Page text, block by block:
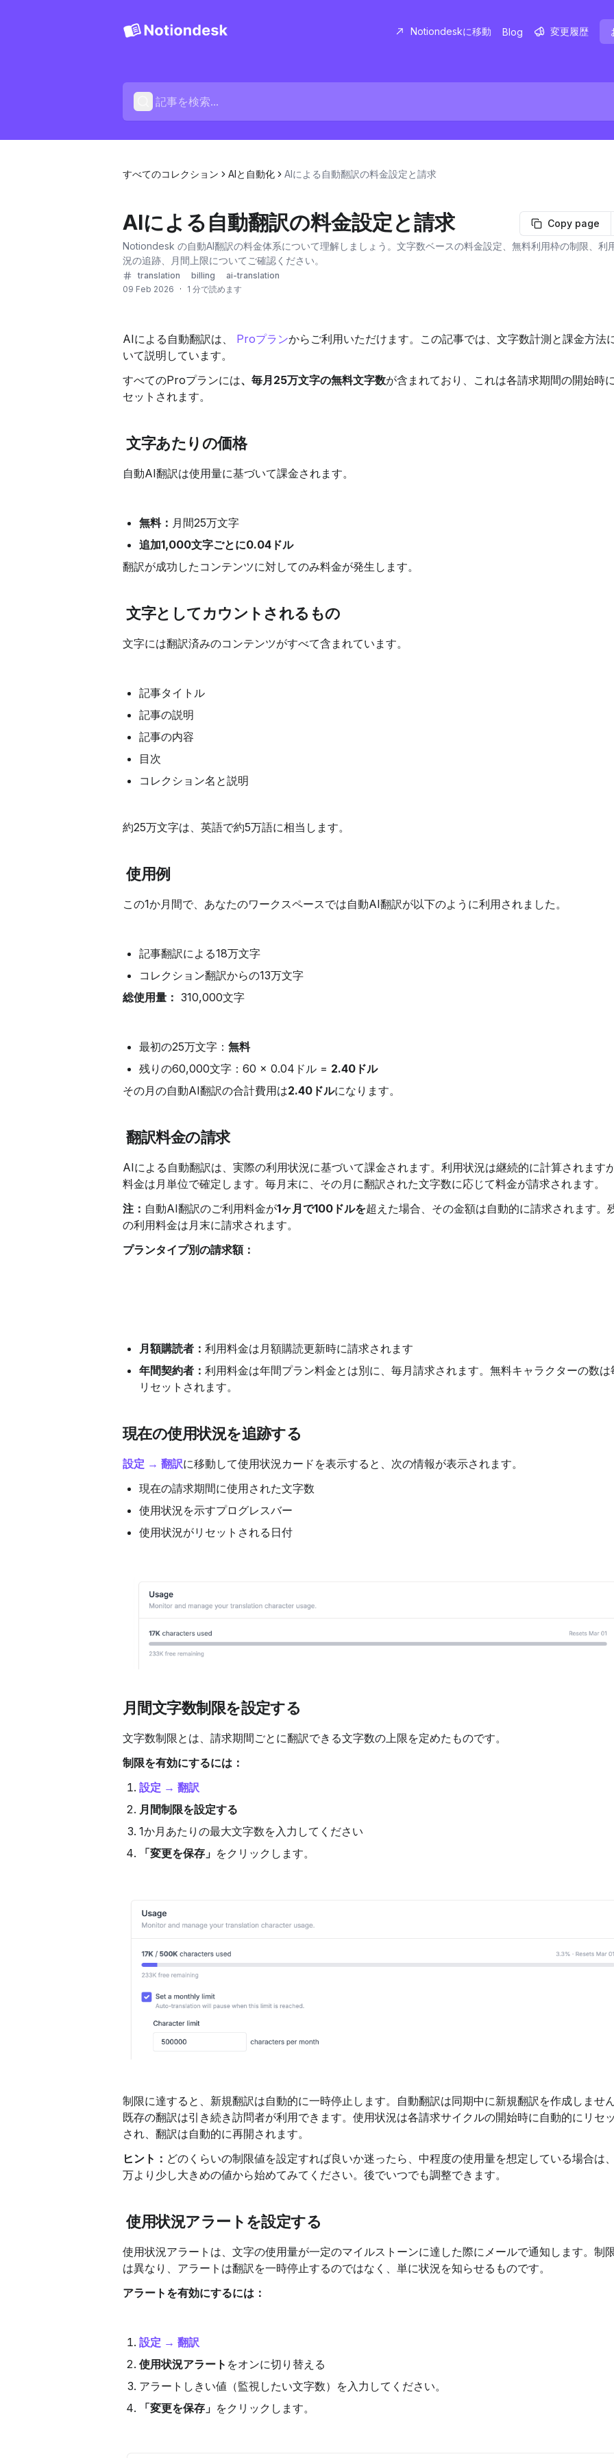
Notiondeskに移動 Blog 変更履歴
すべてのコレクション AIと自動化 AIによる自動翻訳の料金設定と請求
AIによる自動翻訳の料金設定と請求
Copy page
Notiondesk の自動AI翻訳の料金体系について理解しましょう。文字数ベースの料金設定、無料利用枠の制限、利
況の追跡、月間上限についてご確認ください。
translation billing
ai-translation
09 Feb 2026
· 1 分で読めます
AIによる自動翻訳は、 Proプランからご利用いただけます。この記事では、文字数計測と課金方法
いて説明しています。
すべてのProプランには、毎月25万文字の無料文字数が含まれており、これは各請求期間の開始時
セットされます。
文字あたりの価格
自動AI翻訳は使用量に基づいて課金されます。
無料： 月間25万文字
追加1,000文字ごとに0.04ドル
翻訳が成功したコンテンツに対してのみ料金が発生します。
文字としてカウントされるもの
文字には翻訳済みのコンテンツがすべて含まれています。
記事タイトル
記事の説明
記事の内容
目次
コレクション名と説明
約25万文字は、英語で約5万語に相当します。
使用例
この1か月間で、あなたのワークスペースでは自動AI翻訳が以下のように利用されました。
記事翻訳による18万文字
コレクション翻訳からの13万文字
総使用量： 310,000文字
最初の25万文字： 無料
残りの60,000文字：60 × 0.04ドル = 2.40ドル
その月の自動AI翻訳の合計費用は2.40ドルになります。
翻訳料金の請求
AIによる自動翻訳は、実際の利用状況に基づいて課金されます。利用状況は継続的に計算されます
料金は月単位で確定します。毎月末に、その月に翻訳された文字数に応じて料金が請求されます。
注： 自動AI翻訳のご利用料金が1ヶ月で100ドルを超えた場合、その金額は自動的に請求されます。
の利用料金は月末に請求されます。
プランタイプ別の請求額：
月額購読者： 利用料金は月額購読更新時に請求されます
年間契約者： 利用料金は年間プラン料金とは別に、毎月請求されます。無料キャラクターの数は
リセットされます。
現在の使用状況を追跡する
設定 → 翻訳に移動して使用状況カードを表示すると、次の情報が表示されます。
現在の請求期間に使用された文字数
使用状況を示すプログレスバー
使用状況がリセットされる日付
月間文字数制限を設定する
文字数制限とは、請求期間ごとに翻訳できる文字数の上限を定めたものです。
制限を有効にするには：
設定 → 翻訳
月間制限を設定する
1か月あたりの最大文字数を入力してください
「変更を保存」 をクリックします。
制限に達すると、新規翻訳は自動的に一時停止します。自動翻訳は同期中に新規翻訳を作成しませ
既存の翻訳は引き続き訪問者が利用できます。使用状況は各請求サイクルの開始時に自動的にリセ
され、翻訳は自動的に再開されます。
ヒント： どのくらいの制限値を設定すれば良いか迷ったら、中程度の使用量を想定している場合は
万より少し大きめの値から始めてみてください。後でいつでも調整できます。
使用状況アラートを設定する
使用状況アラートは、文字の使用量が一定のマイルストーンに達した際にメールで通知します。制
は異なり、アラートは翻訳を一時停止するのではなく、単に状況を知らせるものです。
アラートを有効にするには：
設定 → 翻訳
使用状況アラート をオンに切り替える
アラートしきい値（監視したい文字数）を入力してください。
「変更を保存」 をクリックします。